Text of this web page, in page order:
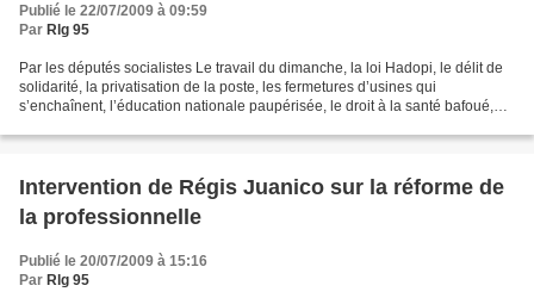
Publié le 22/07/2009 à 09:59
Par Rlg 95
Par les députés socialistes Le travail du dimanche, la loi Hadopi, le délit de
solidarité, la privatisation de la poste, les fermetures d’usines qui
s’enchaînent, l’éducation nationale paupérisée, le droit à la santé bafoué,
Intervention de Régis Juanico sur la réforme de
la professionnelle
Publié le 20/07/2009 à 15:16
Par Rlg 95